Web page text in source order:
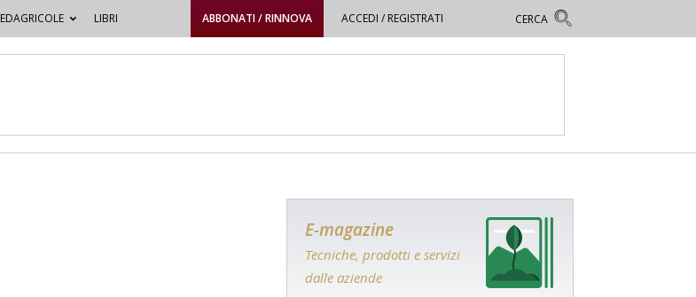
EDAGRICOLE LIBRI ABBONATI / RINNOVA ACCEDI / REGISTRATI
E-magazine
Tecniche, prodotti e servizi
dalle aziende